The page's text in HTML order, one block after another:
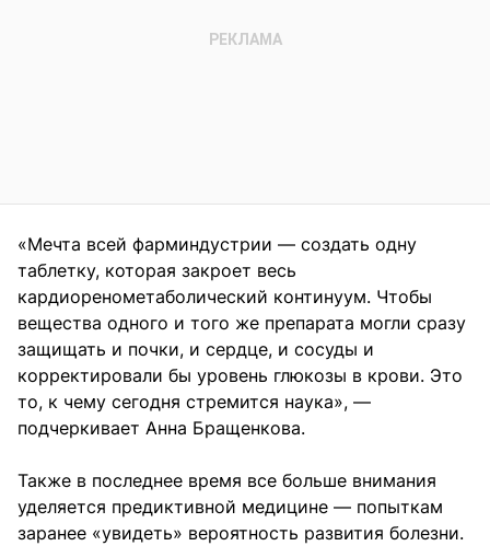
«Мечта всей фарминдустрии — создать одну
таблетку, которая закроет весь
кардиоренометаболический континуум. Чтобы
вещества одного и того же препарата могли сразу
защищать и почки, и сердце, и сосуды и
корректировали бы уровень глюкозы в крови. Это
то, к чему сегодня стремится наука», —
подчеркивает Анна Бращенкова.
Также в последнее время все больше внимания
уделяется предиктивной медицине — попыткам
заранее «увидеть» вероятность развития болезни.